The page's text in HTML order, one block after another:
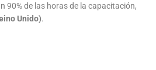
90% de las horas de la capacitación,
Unido).